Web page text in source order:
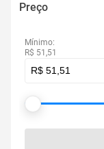
Preço
Mínimo:
R$ 51,51